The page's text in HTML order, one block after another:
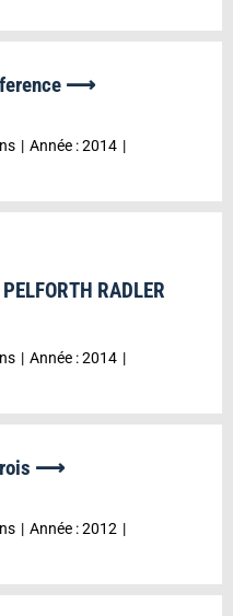
⟶
Année :2014
RADLER
Année :2014
rois ⟶
Année :2012